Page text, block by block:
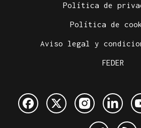
Política de
Política de
Aviso legal y
FEDER